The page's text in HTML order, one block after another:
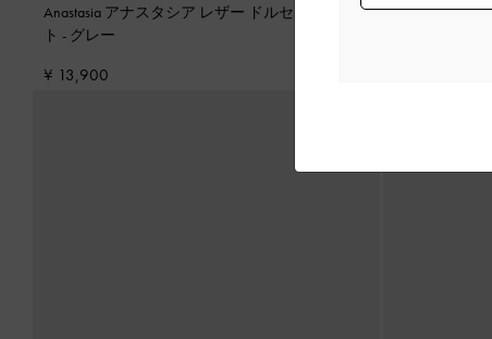
Anastasia アナスタシア レザー ドルセイ フラッ
ト - グレー
¥ 13,900
Anastasia ア